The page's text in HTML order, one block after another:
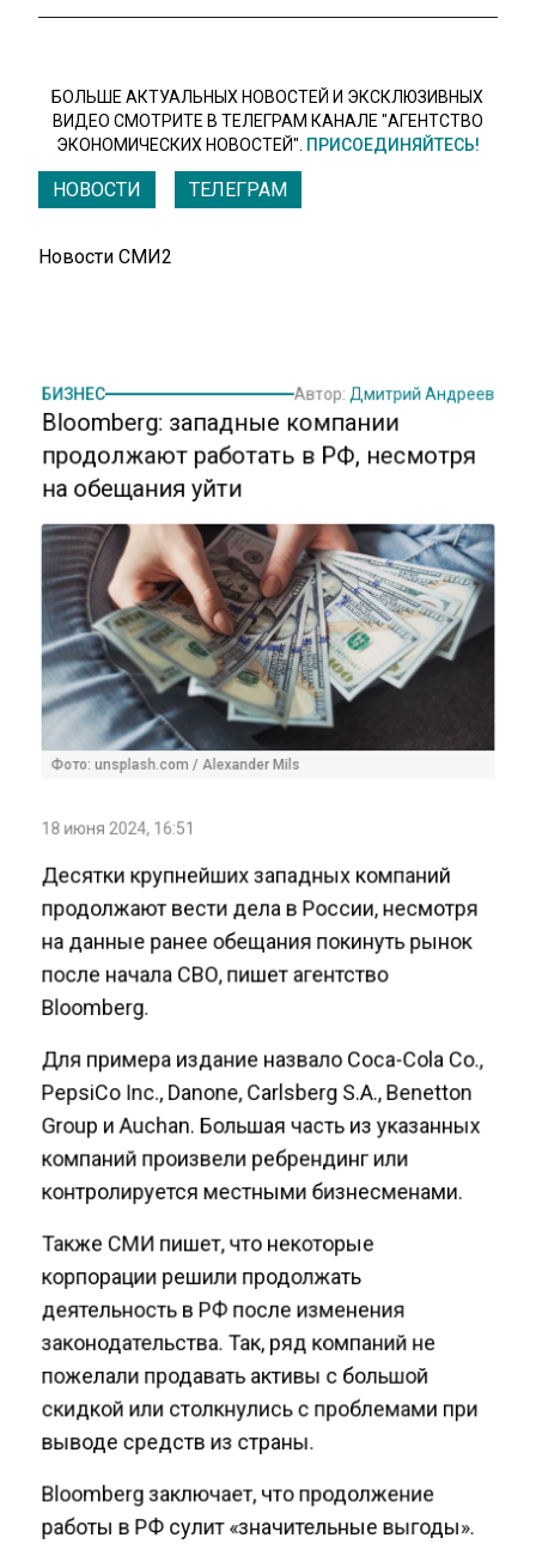
БОЛЬШЕ АКТУАЛЬНЫХ НОВОСТЕЙ И ЭКСКЛЮЗИВНЫХ
ВИДЕО СМОТРИТЕ В ТЕЛЕГРАМ КАНАЛЕ "АГЕНТСТВО
ЭКОНОМИЧЕСКИХ НОВОСТЕЙ". ПРИСОЕДИНЯЙТЕСЬ!
НОВОСТИ ТЕЛЕГРАМ
Новости СМИ2
Bloomberg: западные компании
продолжают работать в РФ, несмотря
на обещания уйти
Фото: unsplash.com / Alexander Mils
18 июня 2024, 16:51
Десятки крупнейших западных компаний
продолжают вести дела в России, несмотря
на данные ранее обещания покинуть рынок
после начала СВО, пишет агентство
Bloomberg.
Для примера издание назвало Coca-Cola Co.,
PepsiCo Inc., Danone, Carlsberg S.A., Benetton
Group и Auchan. Большая часть из указанных
компаний произвели ребрендинг или
контролируется местными бизнесменами.
Также СМИ пишет, что некоторые
корпорации решили продолжать
деятельность в РФ после изменения
законодательства. Так, ряд компаний не
пожелали продавать активы с большой
скидкой или столкнулись с проблемами при
выводе средств из страны.
Bloomberg заключает, что продолжение
работы в РФ сулит «значительные выгоды».